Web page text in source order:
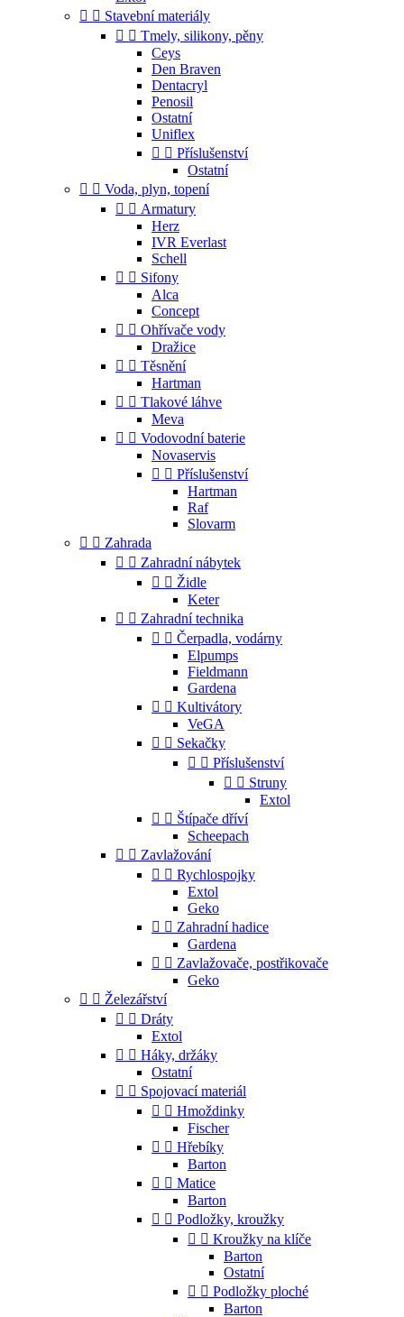
  Stavební materiály
  Tmely, silikony, pěny
Ceys
Den Braven
Dentacryl
Penosil
Ostatní
Uniflex
  Příslušenství
Ostatní
  Voda, plyn, topení
  Armatury
Herz
IVR Everlast
Schell
  Sifony
Alca
Concept
  Ohřívače vody
Dražice
  Těsnění
Hartman
  Tlakové láhve
Meva
  Vodovodní baterie
Novaservis
  Příslušenství
Hartman
Raf
Slovarm
  Zahrada
  Zahradní nábytek
  Židle
Keter
  Zahradní technika
  Čerpadla, vodárny
Elpumps
Fieldmann
Gardena
  Kultivátory
VeGA
  Sekačky
  Příslušenství
  Struny
Extol
  Štípače dříví
Scheepach
  Zavlažování
  Rychlospojky
Extol
Geko
  Zahradní hadice
Gardena
  Zavlažovače, postřikovače
Geko
  Železářství
  Dráty
Extol
  Háky, držáky
Ostatní
  Spojovací materiál
  Hmoždinky
Fischer
  Hřebíky
Barton
  Matice
Barton
  Podložky, kroužky
  Kroužky na klíče
Barton
Ostatní
  Podložky ploché
Barton